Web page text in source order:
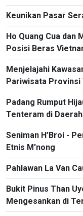
Keunikan Pasar
Ho Quang Cua dan
Posisi Beras
Menjelajahi
Pariwisata Provinsi
Padang Rumput
Tenteram di
Seniman H’Broi -
Etnis M'nong
Pahlawan La Van
Bukit Pinus Than
Mengesankan di